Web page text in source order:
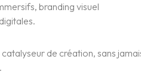
branding visuel
de création, sans